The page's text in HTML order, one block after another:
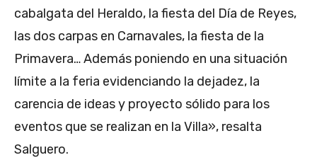
cabalgata del Heraldo, la fiesta del Día de Reyes,
las dos carpas en Carnavales, la fiesta de la
Primavera… Además poniendo en una situación
límite a la feria evidenciando la dejadez, la
carencia de ideas y proyecto sólido para los
eventos que se realizan en la Villa», resalta
Salguero.